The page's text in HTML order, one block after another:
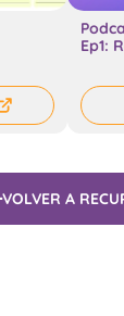
Ep1:
VOLVER A